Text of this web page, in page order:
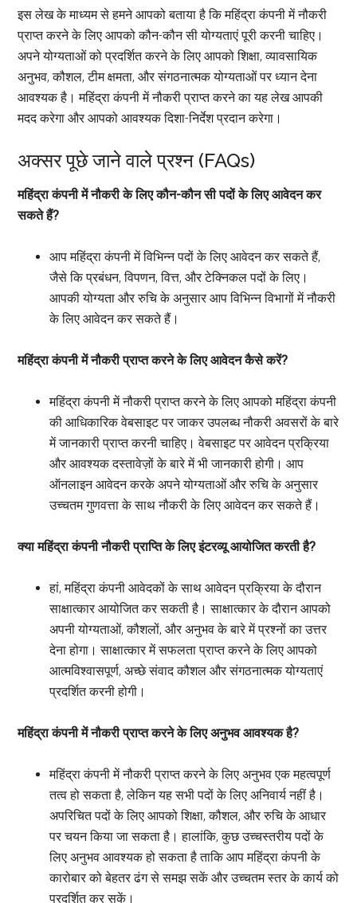
इस लेख के माध्यम से हमने आपको बताया है कि महिंद्रा कंपनी में नौकरी
प्राप्त करने के लिए आपको कौन-कौन सी योग्यताएं पूरी करनी चाहिए।
अपने योग्यताओं को प्रदर्शित करने के लिए आपको शिक्षा, व्यावसायिक
अनुभव, कौशल, टीम क्षमता, और संगठनात्मक योग्यताओं पर ध्यान देना
आवश्यक है। महिंद्रा कंपनी में नौकरी प्राप्त करने का यह लेख आपकी
मदद करेगा और आपको आवश्यक दिशा-निर्देश प्रदान करेगा।
अक्सर पूछे जाने वाले प्रश्न (FAQs)
महिंद्रा कंपनी में नौकरी के लिए कौन-कौन सी पदों के लिए आवेदन कर
सकते हैं?
आप महिंद्रा कंपनी में विभिन्न पदों के लिए आवेदन कर सकते हैं,
जैसे कि प्रबंधन, विपणन, वित्त, और टेक्निकल पदों के लिए।
आपकी योग्यता और रुचि के अनुसार आप विभिन्न विभागों में नौकरी
के लिए आवेदन कर सकते हैं।
महिंद्रा कंपनी में नौकरी प्राप्त करने के लिए आवेदन कैसे करें?
महिंद्रा कंपनी में नौकरी प्राप्त करने के लिए आपको महिंद्रा कंपनी
की आधिकारिक वेबसाइट पर जाकर उपलब्ध नौकरी अवसरों के बारे
में जानकारी प्राप्त करनी चाहिए। वेबसाइट पर आवेदन प्रक्रिया
और आवश्यक दस्तावेज़ों के बारे में भी जानकारी होगी। आप
ऑनलाइन आवेदन करके अपने योग्यताओं और रुचि के अनुसार
उच्चतम गुणवत्ता के साथ नौकरी के लिए आवेदन कर सकते हैं।
क्या महिंद्रा कंपनी नौकरी प्राप्ति के लिए इंटरव्यू आयोजित करती है?
हां, महिंद्रा कंपनी आवेदकों के साथ आवेदन प्रक्रिया के दौरान
साक्षात्कार आयोजित कर सकती है। साक्षात्कार के दौरान आपको
अपनी योग्यताओं, कौशलों, और अनुभव के बारे में प्रश्नों का उत्तर
देना होगा। साक्षात्कार में सफलता प्राप्त करने के लिए आपको
आत्मविश्वासपूर्ण, अच्छे संवाद कौशल और संगठनात्मक योग्यताएं
प्रदर्शित करनी होगी।
महिंद्रा कंपनी में नौकरी प्राप्त करने के लिए अनुभव आवश्यक है?
महिंद्रा कंपनी में नौकरी प्राप्त करने के लिए अनुभव एक महत्वपूर्ण
तत्व हो सकता है, लेकिन यह सभी पदों के लिए अनिवार्य नहीं है।
अपरिचित पदों के लिए आपको शिक्षा, कौशल, और रुचि के आधार
पर चयन किया जा सकता है। हालांकि, कुछ उच्चस्तरीय पदों के
लिए अनुभव आवश्यक हो सकता है ताकि आप महिंद्रा कंपनी के
कारोबार को बेहतर ढंग से समझ सकें और उच्चतम स्तर के कार्य को
प्रदर्शित कर सकें।